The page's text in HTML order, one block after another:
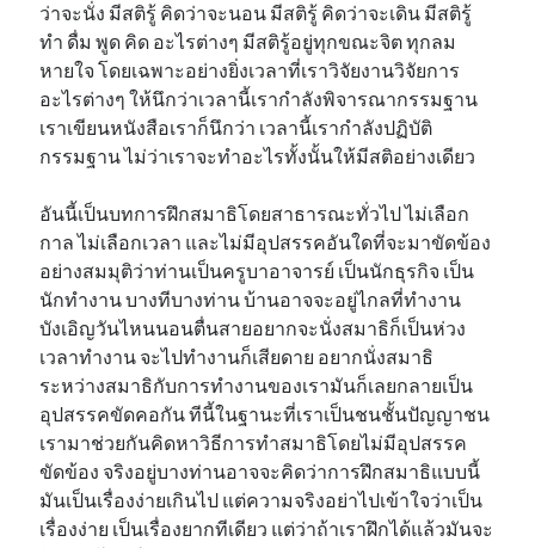
ว่าจะนั่ง มีสติรู้ คิดว่าจะนอน มีสติรู้ คิดว่าจะเดิน มีสติรู้
ทำ ดื่ม พูด คิด อะไรต่างๆ มีสติรู้อยู่ทุกขณะจิต ทุกลม
หายใจ โดยเฉพาะอย่างยิ่งเวลาที่เราวิจัยงานวิจัยการ
อะไรต่างๆ ให้นึกว่าเวลานี้เรากำลังพิจารณากรรมฐาน
เราเขียนหนังสือเราก็นึกว่า เวลานี้เรากำลังปฏิบัติ
กรรมฐาน ไม่ว่าเราจะทำอะไรทั้งนั้นให้มีสติอย่างเดียว
อันนี้เป็นบทการฝึกสมาธิโดยสาธารณะทั่วไป ไม่เลือก
กาล ไม่เลือกเวลา และไม่มีอุปสรรคอันใดที่จะมาขัดข้อง
อย่างสมมุติว่าท่านเป็นครูบาอาจารย์ เป็นนักธุรกิจ เป็น
นักทำงาน บางทีบางท่าน บ้านอาจจะอยู่ไกลที่ทำงาน
บังเอิญวันไหนนอนตื่นสายอยากจะนั่งสมาธิก็เป็นห่วง
เวลาทำงาน จะไปทำงานก็เสียดาย อยากนั่งสมาธิ
ระหว่างสมาธิกับการทำงานของเรามันก็เลยกลายเป็น
อุปสรรคขัดคอกัน ทีนี้ในฐานะที่เราเป็นชนชั้นปัญญาชน
เรามาช่วยกันคิดหาวิธีการทำสมาธิโดยไม่มีอุปสรรค
ขัดข้อง จริงอยู่บางท่านอาจจะคิดว่าการฝึกสมาธิแบบนี้
มันเป็นเรื่องง่ายเกินไป แต่ความจริงอย่าไปเข้าใจว่าเป็น
เรื่องง่าย เป็นเรื่องยากทีเดียว แต่ว่าถ้าเราฝึกได้แล้วมันจะ